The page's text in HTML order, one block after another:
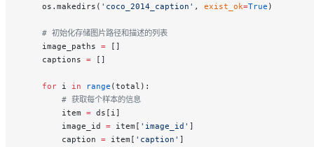
    os.makedirs(
'coco_2014_caption' , exist_ok=True )
    # 初始化存储图片路径和描述的列表
    image_paths
= []
    captions
= []
    for
i in range (total):
        # 获取每个样本的信息
        item
= ds[i]
        image_id
= item[ 'image_id' ]
        caption
= item[ 'caption' ]